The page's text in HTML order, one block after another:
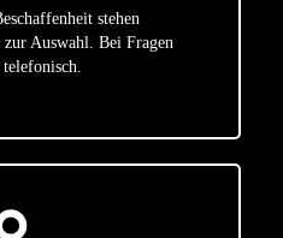
stehen
zur Auswahl. Bei Fragen